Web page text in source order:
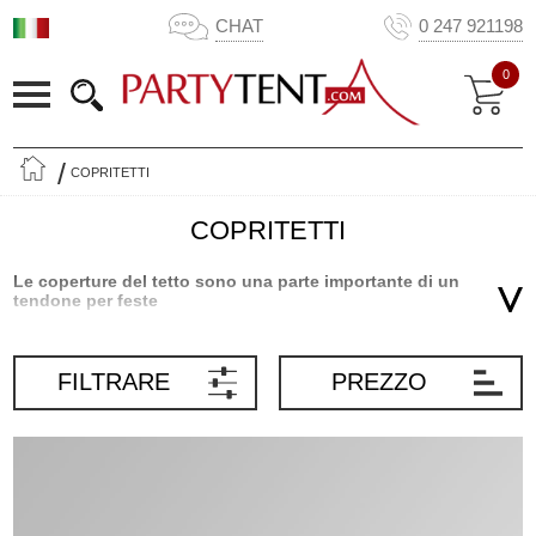
CHAT 0 247 921198
0
COPRITETTI
COPRITETTI
Le coperture del tetto sono una parte importante di un
tendone per feste
tendone per feste. A volte, potresti aver bisogno di una nuova
copertura per il tetto per il tuo tendone per feste Partytent.com se,
FILTRARE PREZZO